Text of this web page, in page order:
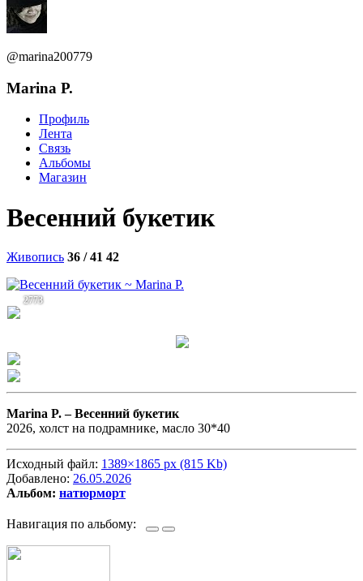
@marina200779
Marina P.
Профиль
Лента
Связь
Альбомы
Магазин
Весенний букетик
Живопись 36 / 41 42
2773
Marina P. –Весенний букетик
2026, холст на подрамнике, масло 30*40
Исходный файл: 1389×1865 px (815 Kb)
Добавлено: 26.05.2026
Альбом: натюрморт
Навигация по альбому: